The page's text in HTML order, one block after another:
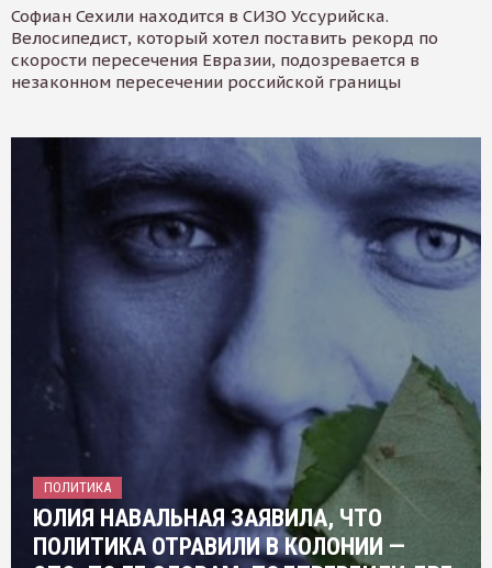
Софиан Сехили находится в СИЗО Уссурийска.
Велосипедист, который хотел поставить рекорд по
скорости пересечения Евразии, подозревается в
незаконном пересечении российской границы
ПОЛИТИКА
ЮЛИЯ НАВАЛЬНАЯ ЗАЯВИЛА, ЧТО
ПОЛИТИКА ОТРАВИЛИ В КОЛОНИИ —